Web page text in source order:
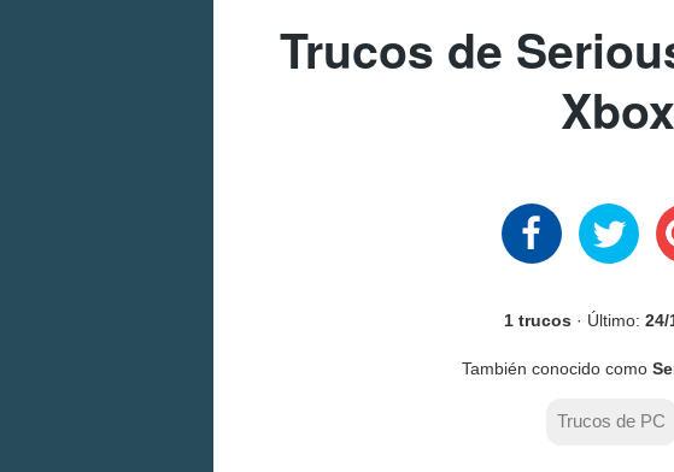
Trucos de
Xbox
1 trucos · Último: 24/
También conocido como
Trucos de PC